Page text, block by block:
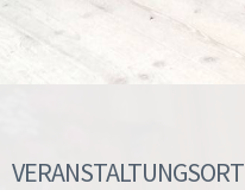
VERANSTALTUNGSORT